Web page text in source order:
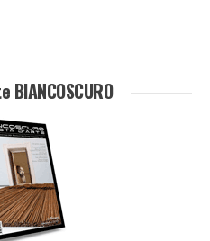
BIANCOSCURO